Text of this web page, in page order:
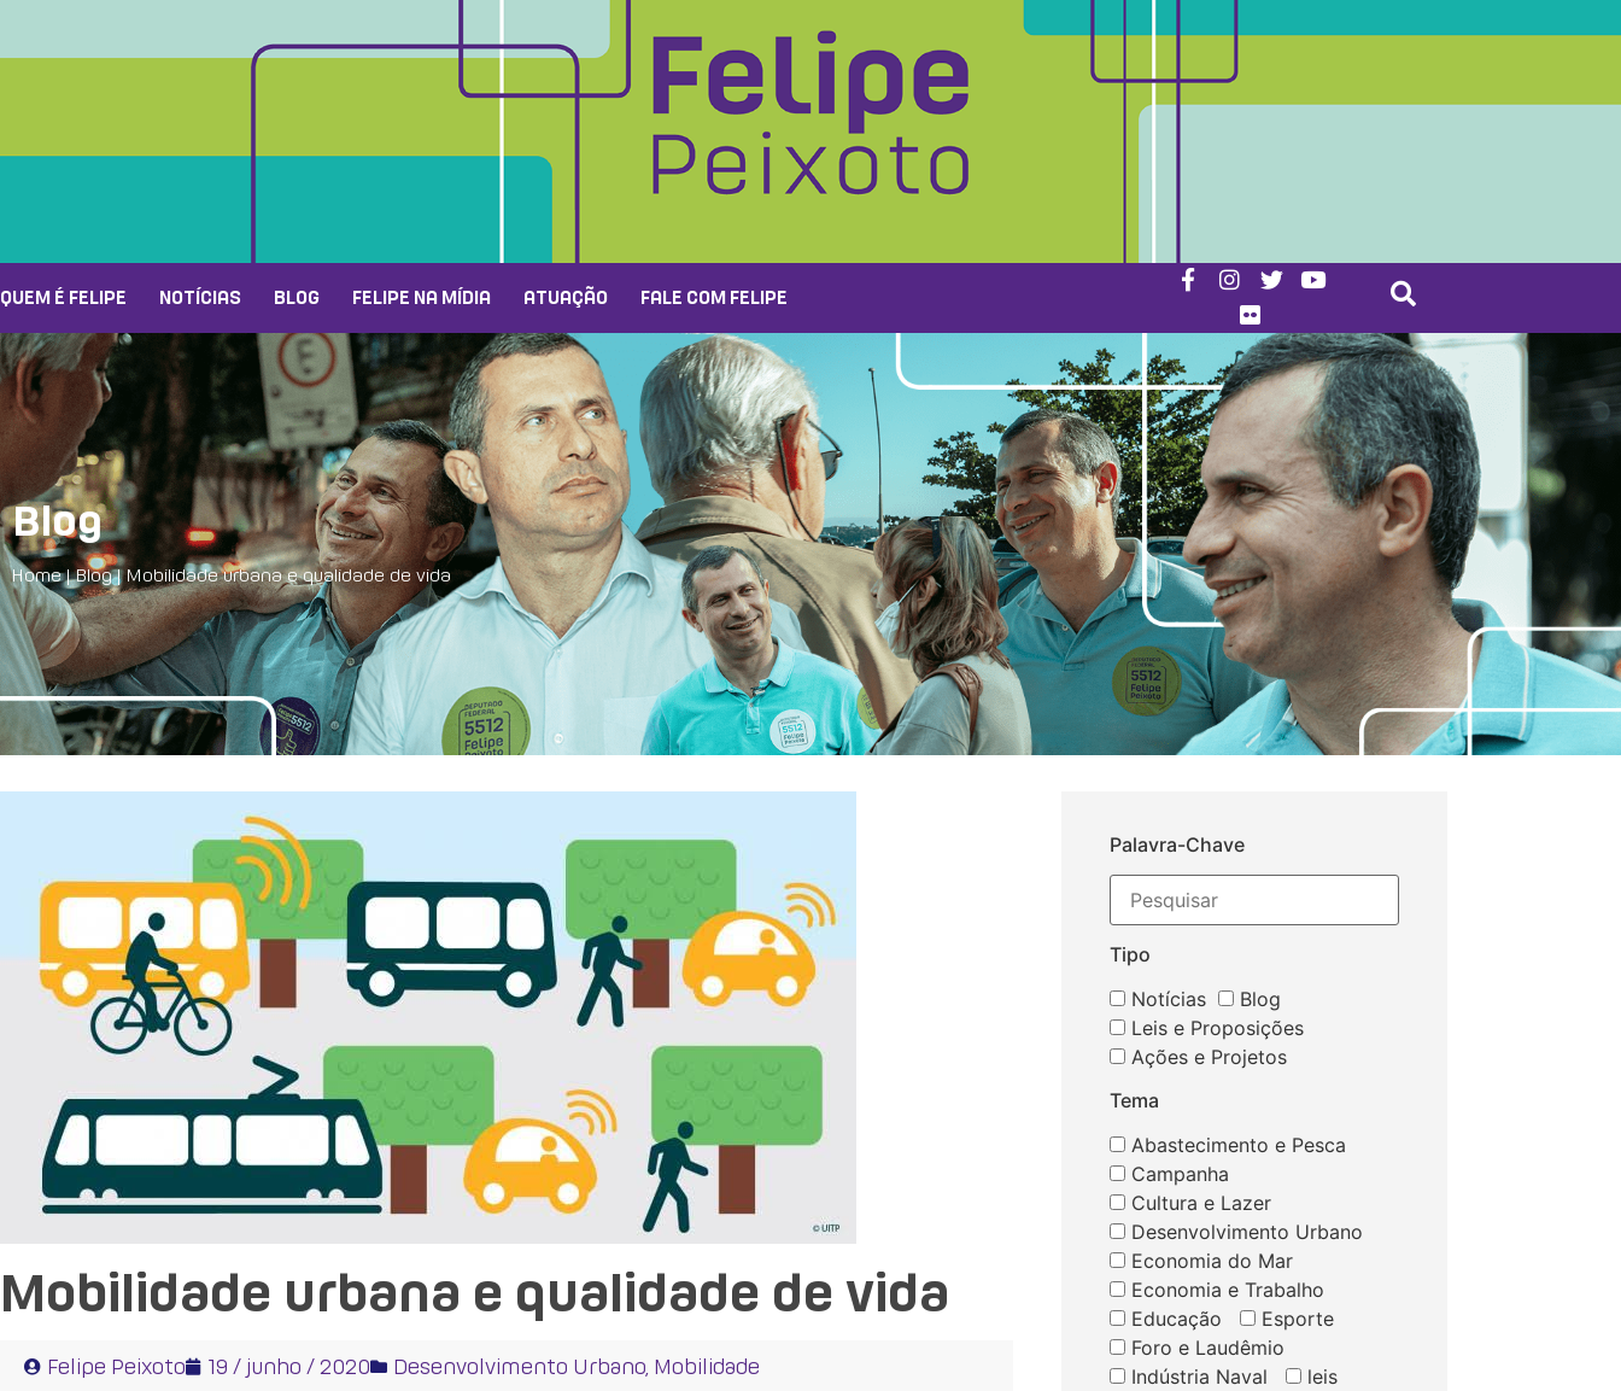
QUEM É FELIPE NOTÍCIAS BLOG FELIPE NA MÍDIA ATUAÇÃO FALE COM FELIPE
Blog
Home|Blog|Mobilidade urbana e qualidade de vida
Mobilidade urbana e qualidade de vida
Felipe Peixoto 19 / junho / 2020 Desenvolvimento Urbano Mobilidade
Palavra-Chave
Tipo
Notícias
Blog
Leis e Proposições
Ações e Projetos
Tema
Abastecimento e Pesca
Campanha
Cultura e Lazer
Desenvolvimento Urbano
Economia do Mar
Economia e Trabalho
Educação
Esporte
Foro e Laudêmio
Indústria Naval
leis